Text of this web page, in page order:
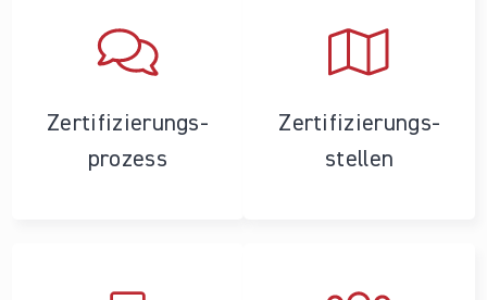
Zertifizierungs­
prozess
Zertifizierungs­
stellen